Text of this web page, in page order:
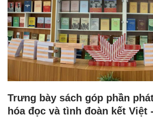
Trưng bày sách góp phần
hóa đọc và tình đoàn kết Việt